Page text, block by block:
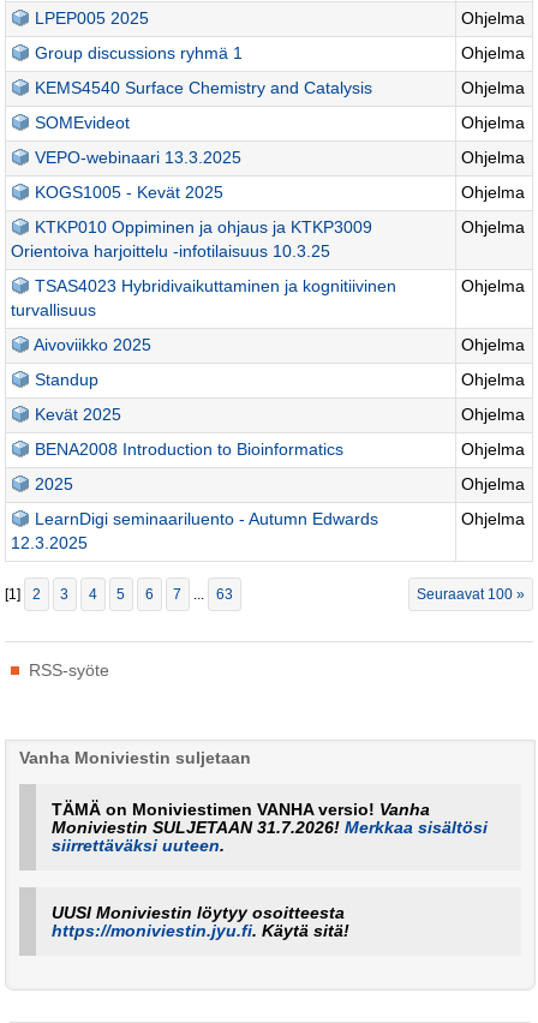
LPEP005 2025
Ohjelma
Group discussions ryhmä 1
Ohjelma
KEMS4540 Surface Chemistry and Catalysis
Ohjelma
SOMEvideot
Ohjelma
VEPO-webinaari 13.3.2025
Ohjelma
KOGS1005 - Kevät 2025
Ohjelma
KTKP010 Oppiminen ja ohjaus ja KTKP3009
Orientoiva harjoittelu -infotilaisuus 10.3.25
Ohjelma
TSAS4023 Hybridivaikuttaminen ja kognitiivinen
turvallisuus
Ohjelma
Aivoviikko 2025
Ohjelma
Standup
Ohjelma
Kevät 2025
Ohjelma
BENA2008 Introduction to Bioinformatics
Ohjelma
2025
Ohjelma
LearnDigi seminaariluento - Autumn Edwards
12.3.2025
Ohjelma
Seuraavat 100 »
1 2 3 4 5 6 7 63
toimenpiteet
RSS-syöte
Vanha Moniviestin suljetaan
TÄMÄ on Moniviestimen VANHA versio! Vanha
Moniviestin SULJETAAN 31.7.2026!Merkkaa sisältösi
siirrettäväksi uuteen.
UUSI Moniviestin löytyy osoitteesta
https://moniviestin.jyu.fi. Käytä sitä!